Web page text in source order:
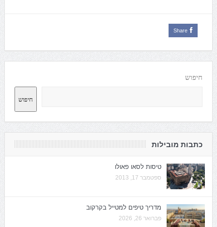
Share
חיפוש
חיפוש
כתבות מובילות
טיסות לסאו פאולו
ספטמבר 17, 2013
מדריך טיפים למטייל בקרקוב
פברואר 26, 2026